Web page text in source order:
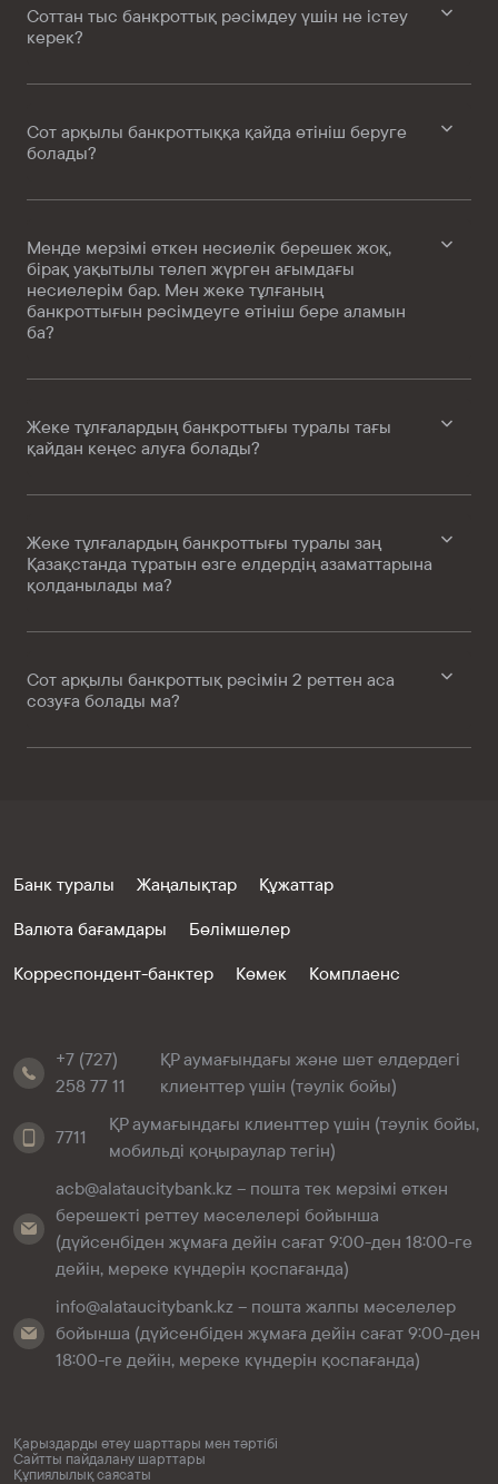
Соттан тыс банкроттық рәсімдеу үшін не істеу
керек?
Сот арқылы банкроттыққа қайда өтініш беруге
болады?
Менде мерзімі өткен несиелік берешек жоқ,
бірақ уақытылы төлеп жүрген ағымдағы
несиелерім бар. Мен жеке тұлғаның
банкроттығын рәсімдеуге өтініш бере аламын
ба?
Жеке тұлғалардың банкроттығы туралы тағы
қайдан кеңес алуға болады?
Жеке тұлғалардың банкроттығы туралы заң
Қазақстанда тұратын өзге елдердің азаматтарына
қолданылады ма?
Сот арқылы банкроттық рәсімін 2 реттен аса
созуға болады ма?
Банк туралы Жаңалықтар
Құжаттар
Валюта бағамдары
Бөлімшелер
Корреспондент-банктер
Көмек Комплаенс
+7 (727)
258 77 11
ҚР аумағындағы және шет елдердегі
клиенттер үшін (тәулік бойы)
7711
ҚР аумағындағы клиенттер үшін (тәулік бойы,
мобильді қоңыраулар тегін)
acb@alataucitybank.kz – пошта тек мерзімі өткен
берешекті реттеу мәселелері бойынша
(дүйсенбіден жұмаға дейін сағат 9:00-ден 18:00-ге
дейін, мереке күндерін қоспағанда)
info@alataucitybank.kz – пошта жалпы мәселелер
бойынша (дүйсенбіден жұмаға дейін сағат 9:00-ден
18:00-ге дейін, мереке күндерін қоспағанда)
Қарыздарды өтеу шарттары мен тәртібі
Сайтты пайдалану шарттары
Құпиялылық саясаты